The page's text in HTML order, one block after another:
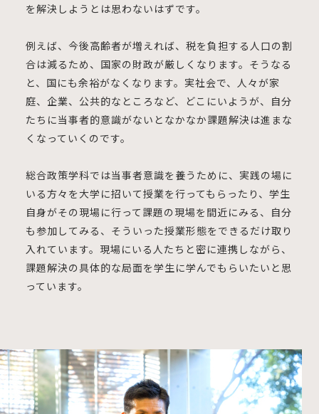
を解決しようとは思わないはずです。
例えば、今後高齢者が増えれば、税を負担する人口の割
合は減るため、国家の財政が厳しくなります。そうなる
と、国にも余裕がなくなります。実社会で、人々が家
庭、企業、公共的なところなど、どこにいようが、自分
たちに当事者的意識がないとなかなか課題解決は進まな
くなっていくのです。
総合政策学科では当事者意識を養うために、実践の場に
いる方々を大学に招いて授業を行ってもらったり、学生
自身がその現場に行って課題の現場を間近にみる、自分
も参加してみる、そういった授業形態をできるだけ取り
入れています。現場にいる人たちと密に連携しながら、
課題解決の具体的な局面を学生に学んでもらいたいと思
っています。